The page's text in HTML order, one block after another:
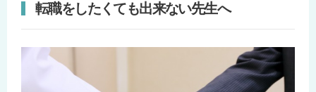
転職をしたくても出来ない先生へ